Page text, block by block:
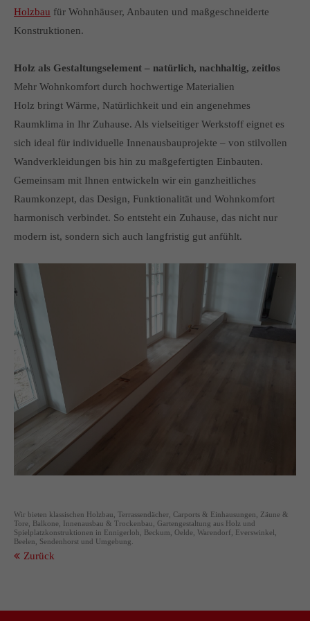
info@yourdomain.com
Lorem ipsum dolor sit amet, consectetuer adipiscing elit.
Aenean commodo ligula eget dolor. Aenean massa. Cum
sociis natoque penatibus et magnis dis parturient montes,
nascetur ridiculus mus. Donec quam felis, ultricies nec.
Holzbau für Wohnhäuser, Anbauten und maßgeschneiderte
Konstruktionen.
Holz als Gestaltungselement – natürlich, nachhaltig, zeitlos
Mehr Wohnkomfort durch hochwertige Materialien
Holz bringt Wärme, Natürlichkeit und ein angenehmes
Raumklima in Ihr Zuhause. Als vielseitiger Werkstoff eignet es
sich ideal für individuelle Innenausbauprojekte – von stilvollen
Wandverkleidungen bis hin zu maßgefertigten Einbauten.
Gemeinsam mit Ihnen entwickeln wir ein ganzheitliches
Raumkonzept, das Design, Funktionalität und Wohnkomfort
harmonisch verbindet. So entsteht ein Zuhause, das nicht nur
modern ist, sondern sich auch langfristig gut anfühlt.
Wir bieten klassischen Holzbau, Terrassendächer, Carports & Einhausungen, Zäune &
Tore, Balkone, Innenausbau & Trockenbau, Gartengestaltung aus Holz und
Spielplatzkonstruktionen in Ennigerloh, Beckum, Oelde, Warendorf, Everswinkel,
Beelen, Sendenhorst und Umgebung.
Zurück